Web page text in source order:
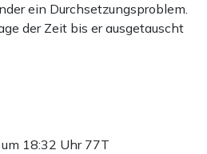
ein Durchsetzungsproblem.
der Zeit bis er ausgetauscht
18:32 Uhr 77T